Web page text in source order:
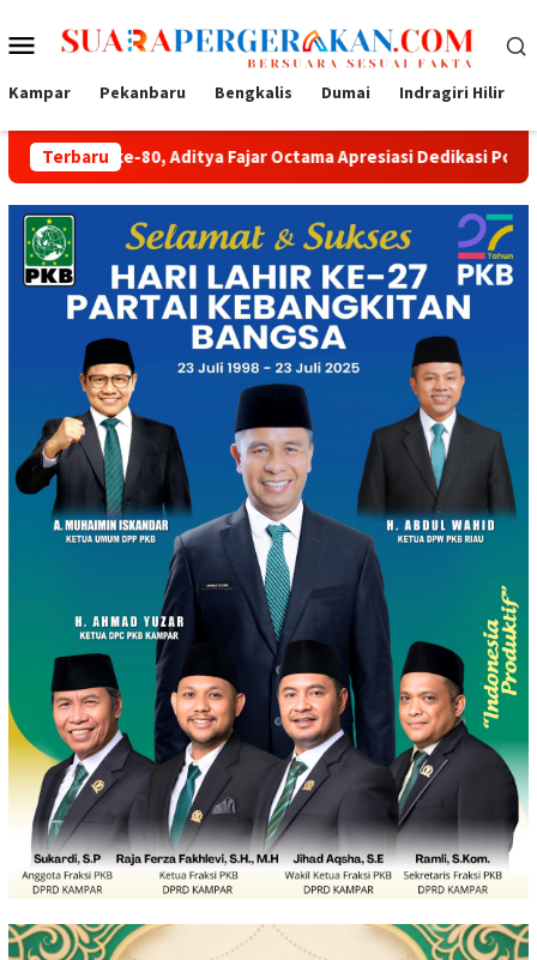
ke
Menu
Mobile
Kampar Pekanbaru Bengkalis Dumai Indragiri Hilir
Terbaru
Aditya Fajar Octama Apresiasi Dedikasi Polri untuk